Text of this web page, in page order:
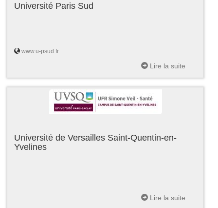
Université Paris Sud
www.u-psud.fr
Lire la suite
Université de Versailles Saint-Quentin-en-
Yvelines
Lire la suite